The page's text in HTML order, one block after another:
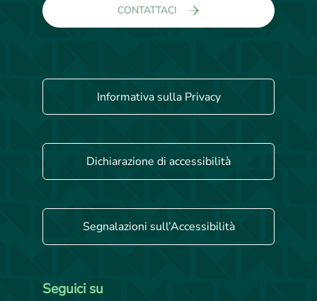
CONTATTACI
Informativa sulla Privacy
Dichiarazione di accessibilità
Segnalazioni sull’Accessibilità
Seguici su